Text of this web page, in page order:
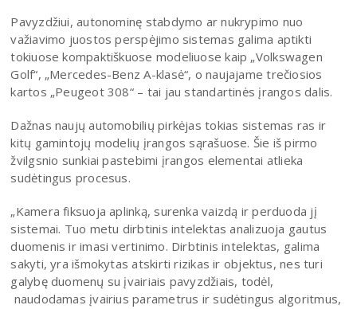
Pavyzdžiui, autonominę stabdymo ar nukrypimo nuo
važiavimo juostos perspėjimo sistemas galima aptikti
tokiuose kompaktiškuose modeliuose kaip „Volkswagen
Golf“, „Mercedes-Benz A-klasė“, o naujajame trečiosios
kartos „Peugeot 308“ – tai jau standartinės įrangos dalis.
Dažnas naujų automobilių pirkėjas tokias sistemas ras ir
kitų gamintojų modelių įrangos sąrašuose. Šie iš pirmo
žvilgsnio sunkiai pastebimi įrangos elementai atlieka
sudėtingus procesus.
„Kamera fiksuoja aplinką, surenka vaizdą ir perduoda jį
sistemai. Tuo metu dirbtinis intelektas analizuoja gautus
duomenis ir imasi vertinimo. Dirbtinis intelektas, galima
sakyti, yra išmokytas atskirti rizikas ir objektus, nes turi
galybę duomenų su įvairiais pavyzdžiais, todėl,
naudodamas įvairius parametrus ir sudėtingus algoritmus,